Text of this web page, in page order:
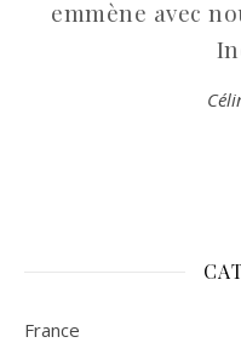
emmène avec
France